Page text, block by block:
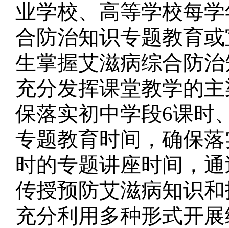
业学校、高等学校每
合防治知识专题教育
生掌握艾滋病综合防
充分发挥课堂教学的
保落实初中学段6课时
专题教育时间，确保
时的专题讲座时间，
传授预防艾滋病知识
充分利用多种形式开